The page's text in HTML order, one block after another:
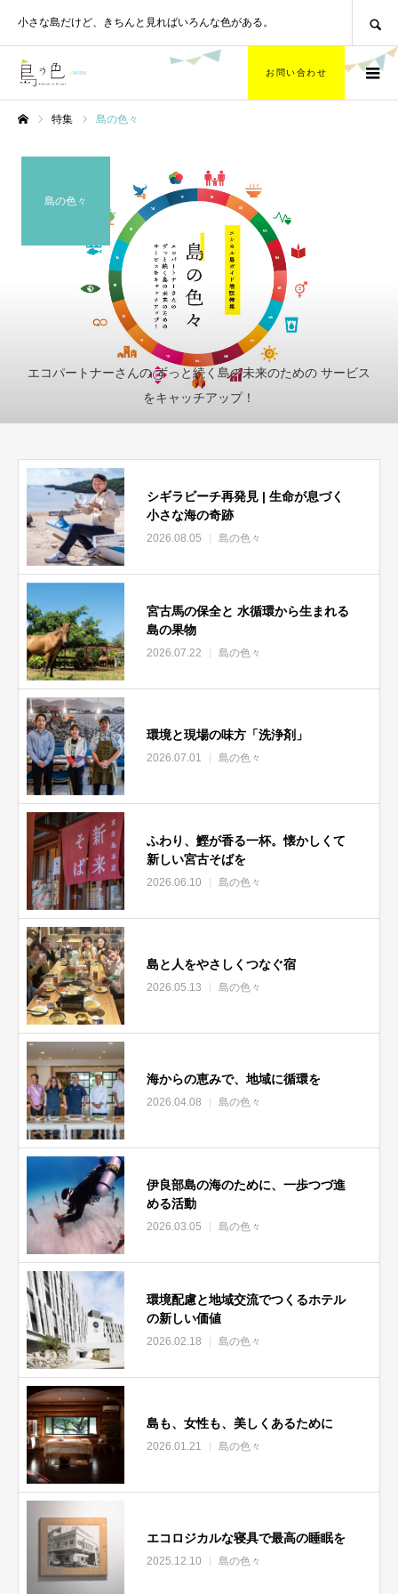
小さな島だけど、 きちんと見ればいろんな色がある。
お問い合わせ
特集 島の色々
島の色々
エコパートナーさんの ずっと続く島の未来のための サービス
をキャッチアップ！
シギラビーチ再発見 | 生命が息づく
小さな海の奇跡
2026.08.05 島の色々
宮古馬の保全と 水循環から生まれる
島の果物
2026.07.22 島の色々
環境と現場の味方「洗浄剤」
2026.07.01 島の色々
ふわり、鰹が香る一杯。懐かしくて
新しい宮古そばを
2026.06.10 島の色々
島と人をやさしくつなぐ宿
2026.05.13 島の色々
海からの恵みで、地域に循環を
2026.04.08 島の色々
伊良部島の海のために、一歩つづ進
める活動
2026.03.05 島の色々
環境配慮と地域交流でつくるホテル
の新しい価値
2026.02.18 島の色々
島も、女性も、美しくあるために
2026.01.21 島の色々
エコロジカルな寝具で最高の睡眠を
2025.12.10 島の色々